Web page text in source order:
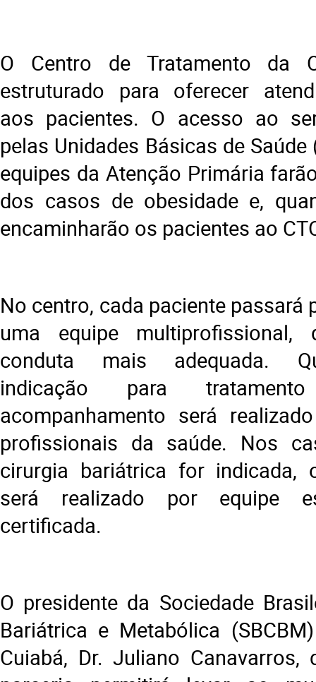
O Centro de Tratamento da
estruturado para oferecer
aos pacientes. O acesso ao
pelas Unidades Básicas de Saúde
equipes da Atenção Primária
dos casos de obesidade e,
encaminharão os pacientes ao
No centro, cada paciente passará
uma equipe
conduta mais adequada.
indicação para
acompanhamento será
profissionais da saúde. Nos
cirurgia bariátrica for indicada,
será realizado por equipe
certificada.
O presidente da Sociedade
Bariátrica e Metabólica
Cuiabá, Dr. Juliano Canavarros,